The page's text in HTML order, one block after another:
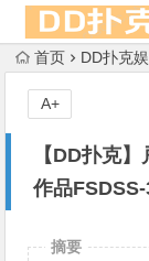
首页 DD扑克
【DD扑克
作品
A+
摘要